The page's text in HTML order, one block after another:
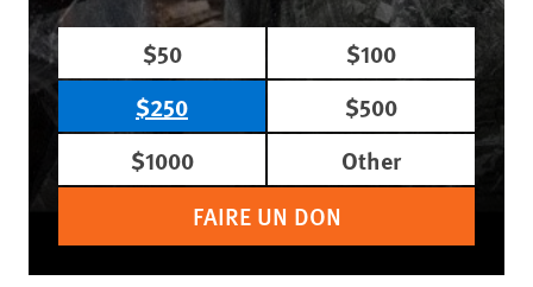
$50
$100
$250
$500
$1000
Other
FAIRE UN DON